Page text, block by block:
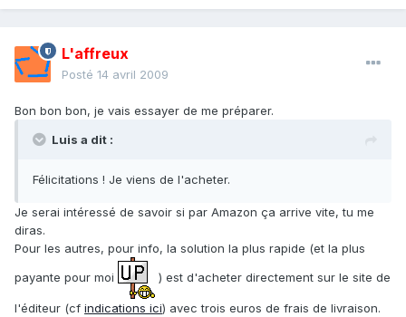
L'affreux
Posté 14 avril 2009
Bon bon bon, je vais essayer de me préparer.
Luis a dit :
Félicitations ! Je viens de l'acheter.
Je serai intéressé de savoir si par Amazon ça arrive vite, tu me
diras.
Pour les autres, pour info, la solution la plus rapide (et la plus
payante pour moi
) est d'acheter directement sur le site de
l'éditeur (cf indications ici) avec trois euros de frais de livraison.